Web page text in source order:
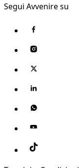
Segui Avvenire su